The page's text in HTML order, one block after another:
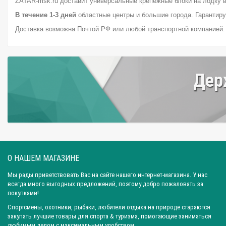
Ширина: 36,0 см
Ширина: 44,0 см Город: Ярославль Город:
Город: Ижевск
Город: Екатеринбург Город: Нижний Новгород
В течение 1-3 дней областные центры и большие города.
Доставка возможна Почтой РФ или любой транспортной компанией.
О НАШЕМ МАГАЗИНЕ
Мы рады приветствовать Вас на сайте нашего интернет-магазина. У нас
всегда много выгодных предложений, поэтому добро пожаловать за
покупками!
Спортсмены, охотники, рыбаки, любители отдыха на природе стараются
закупать лучшие товары для спорта & туризма, помогающие заниматься